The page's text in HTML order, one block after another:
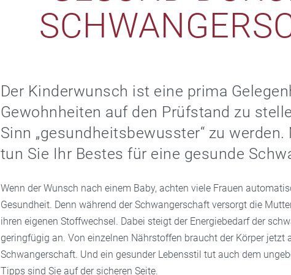
Der Kinderwunsch ist eine prima
Gewohnheiten auf den Prüfstand zu
Sinn „gesundheitsbewusster“ zu
tun Sie Ihr Bestes für eine gesunde
Wenn der Wunsch nach einem Baby, achten viele Frauen
Gesundheit. Denn während der Schwangerschaft versorgt die
ihren eigenen Stoffwechsel. Dabei steigt der Energiebedarf der
geringfügig an. Von einzelnen Nährstoffen braucht der Körper jetzt
Schwangerschaft. Und ein gesunder Lebensstil tut auch dem
Tipps sind Sie auf der sicheren Seite.